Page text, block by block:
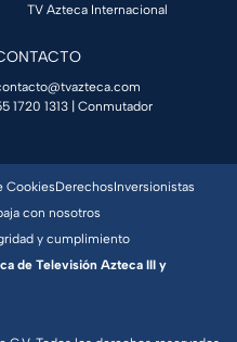
TV Azteca Internacional
1720 1313 | Conmutador
CookiesDerechosInversionistas
con nosotros
y cumplimiento
de Televisión Azteca III y